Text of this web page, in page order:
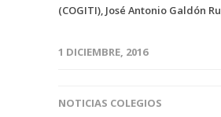
(COGITI), José Antonio Galdón
1 DICIEMBRE, 2016
NOTICIAS COLEGIOS